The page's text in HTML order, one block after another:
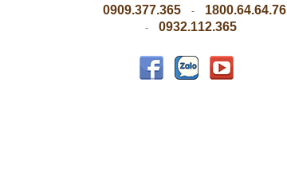
0909.377.365 - 1800.64.64.76
- 0932.112.365